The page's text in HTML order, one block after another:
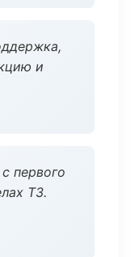
и
первого
ТЗ.